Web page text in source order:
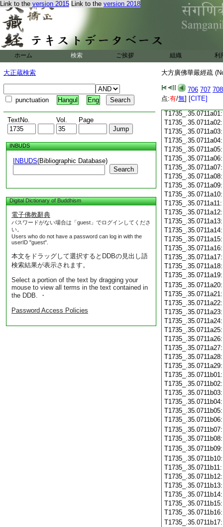
Link to the version 2015 Link to the version 2018
ホーム 検索 ご挨拶 組織 利
大正蔵検索
punctuation Hangul Eng
TextNo. Vol. Page
INBUDS
INBUDS(Bibliographic Database)
Search
Digital Dictionary of Buddhism
電子佛教辭典
パスワードがない場合は「guest」でログインしてくださ
い。
Users who do not have a password can log in with the
userID "guest".
本文をドラッグして選択するとDDBの見出し語
検索結果が表示されます。
Select a portion of the text by dragging your
mouse to view all terms in the text contained in
the DDB. ・
Password Access Policies
大方廣佛華嚴經疏
706 707 708
点:有/無] [CITE]